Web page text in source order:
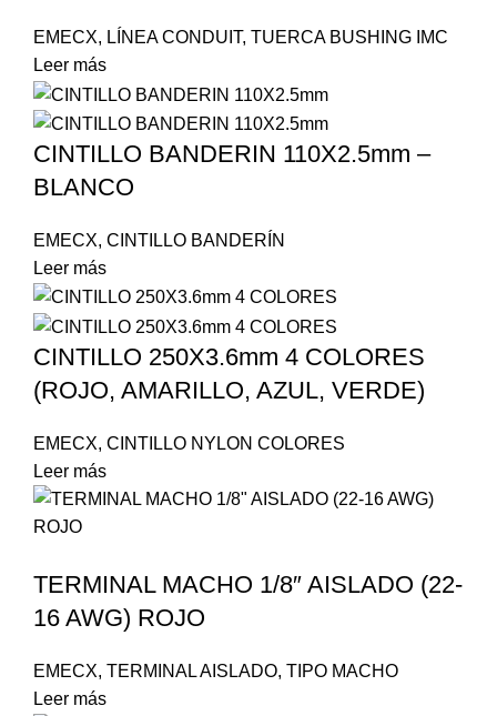
EMECX, LÍNEA CONDUIT, TUERCA BUSHING IMC
Leer más
CINTILLO BANDERIN 110X2.5mm –
BLANCO
EMECX, CINTILLO BANDERÍN
Leer más
CINTILLO 250X3.6mm 4 COLORES
(ROJO, AMARILLO, AZUL, VERDE)
EMECX, CINTILLO NYLON COLORES
Leer más
TERMINAL MACHO 1/8″ AISLADO (22-
16 AWG) ROJO
EMECX, TERMINAL AISLADO, TIPO MACHO
Leer más